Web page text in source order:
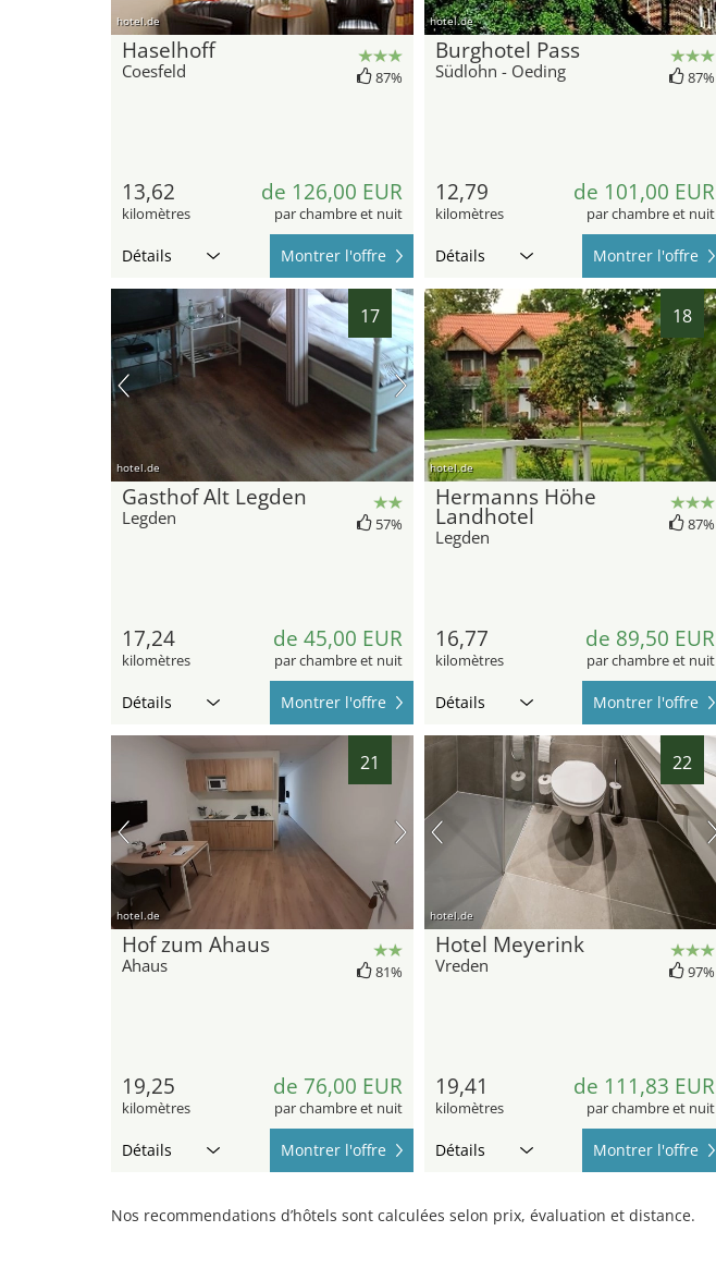
hotel.de
Haselhoff
Coesfeld 87%
13,62
kilomètres
de 126,00 EUR
par chambre et nuit
Détails Montrer l'offre
hotel.de
Burghotel Pass
Südlohn - Oeding 87%
12,79
kilomètres
de 101,00 EUR
par chambre et nuit
Détails Montrer l'offre
17
hotel.de
Gasthof Alt Legden
Legden 57%
17,24
kilomètres
de 45,00 EUR
par chambre et nuit
Détails Montrer l'offre
18
hotel.de
Hermanns Höhe
Landhotel
Legden
87%
16,77
kilomètres
de 89,50 EUR
par chambre et nuit
Détails Montrer l'offre
21
hotel.de
Hof zum Ahaus
Ahaus 81%
19,25
kilomètres
de 76,00 EUR
par chambre et nuit
Détails Montrer l'offre
22
hotel.de
Hotel Meyerink
Vreden 97%
19,41
kilomètres
de 111,83 EUR
par chambre et nuit
Détails Montrer l'offre
Nos recommendations d’hôtels sont calculées selon prix, évaluation et distance.